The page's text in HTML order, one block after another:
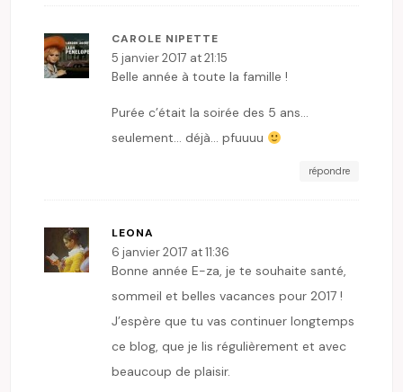
CAROLE NIPETTE
5 janvier 2017 at 21:15
Belle année à toute la famille !
Purée c’était la soirée des 5 ans…
seulement… déjà… pfuuuu
répondre
LEONA
6 janvier 2017 at 11:36
Bonne année E-za, je te souhaite santé,
sommeil et belles vacances pour 2017 !
J’espère que tu vas continuer longtemps
ce blog, que je lis régulièrement et avec
beaucoup de plaisir.